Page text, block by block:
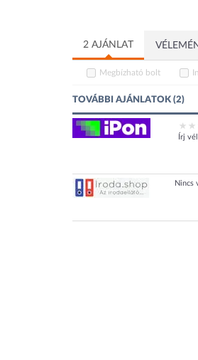
2 AJÁNLAT
Megbízható bolt
TOVÁBBI AJÁNLATOK (2)
Írj
Nincs